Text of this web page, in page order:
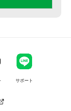
サポート